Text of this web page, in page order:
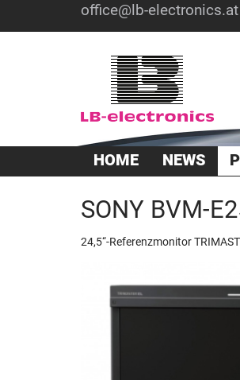
office@lb-electronics.at
HOME NEWS
SONY BVM-
24,5“-Referenzmonitor